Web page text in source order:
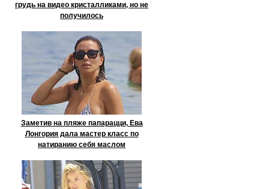
грудь на видео кристалликами, но не
получилось
Заметив на пляже папарацци, Ева
Лонгория дала мастер класс по
натиранию себя маслом